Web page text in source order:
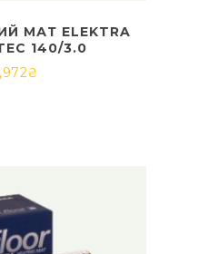
МАТ ELEKTRA
140/3.0
₴